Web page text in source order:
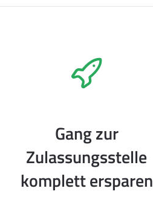
Gang zur
Zulassungsstelle
komplett ersparen